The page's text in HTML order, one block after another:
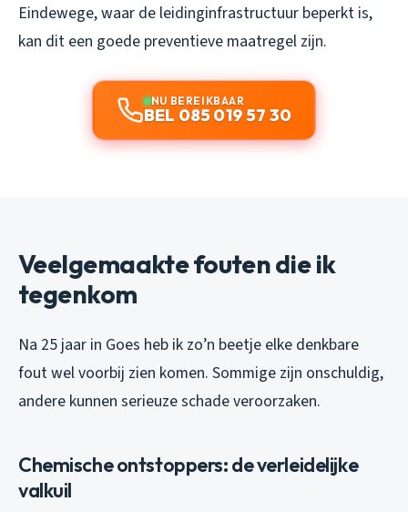
Eindewege, waar de leidinginfrastructuur beperkt is,
kan dit een goede preventieve maatregel zijn.
NU BEREIKBAAR
BEL 085 019 57 30
Veelgemaakte fouten die ik
tegenkom
Na 25 jaar in Goes heb ik zo’n beetje elke denkbare
fout wel voorbij zien komen. Sommige zijn onschuldig,
andere kunnen serieuze schade veroorzaken.
Chemische ontstoppers: de verleidelijke
valkuil